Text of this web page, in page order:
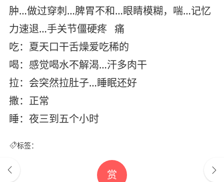
肿…做过穿刺…脾胃不和…眼睛模糊，喘…记忆
力速退…手关节僵硬疼 痛
吃：夏天口干舌燥爱吃稀的
喝：感觉喝水不解渴…汗多肉干
拉：会突然拉肚子…睡眠还好
撒：正常
睡：夜三到五个小时
标签：
赏